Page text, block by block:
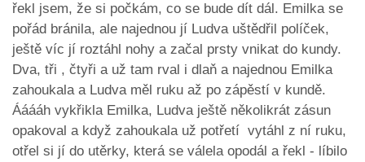
řekl jsem, že si počkám, co se bude dít dál. Emilka se
pořád bránila, ale najednou jí Ludva uštědřil políček,
ještě víc jí roztáhl nohy a začal prsty vnikat do kundy.
Dva, tři , čtyři a už tam rval i dlaň a najednou Emilka
zahoukala a Ludva měl ruku až po zápěstí v kundě.
Ááááh vykřikla Emilka, Ludva ještě několikrát zásun
opakoval a když zahoukala už potřetí vytáhl z ní ruku,
otřel si jí do utěrky, která se válela opodál a řekl - líbilo